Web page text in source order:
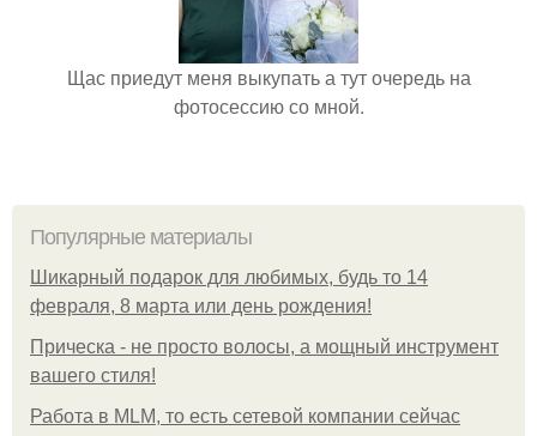
Щас приедут меня выкупать а тут очередь на
фотосессию со мной.
Популярные материалы
Шикарный подарок для любимых, будь то 14
февраля, 8 марта или день рождения!
Прическа - не просто волосы, а мощный инструмент
вашего стиля!
Работа в MLM, то есть сетевой компании сейчас